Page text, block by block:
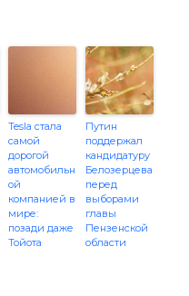
Tesla стала
самой
дорогой
автомобильн
ой
компанией в
мире:
позади даже
Тойота
Путин
поддержал
кандидатуру
Белозерцева
перед
выборами
главы
Пензенской
области